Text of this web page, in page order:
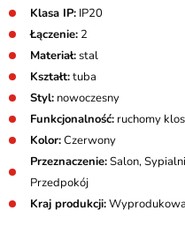
Klasa IP: IP20
Łączenie: 2
Materiał:stal
Kształt:tuba
Styl: nowoczesny
Funkcjonalność: ruchomy
Kolor:Czerwony
Przeznaczenie:Salon,
Przedpokój
Kraj produkcji: